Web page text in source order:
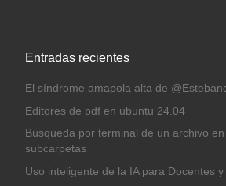
Entradas recientes
El síndrome amapola alta de
Editores de pdf en ubuntu 24.04
Búsqueda por terminal de un archivo
subcarpetas
Uso inteligente de la IA para Docentes